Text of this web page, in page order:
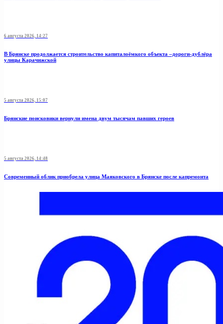
6 августа 2026, 14:27
В Брянске продолжается строительство капиталоёмкого объекта –дороги-дублёра
улицы Карачижской
5 августа 2026, 15:07
Брянские поисковики вернули имена двум тысячам павших героев
5 августа 2026, 14:48
Современный облик приобрела улица Маяковского в Брянске после капремонта